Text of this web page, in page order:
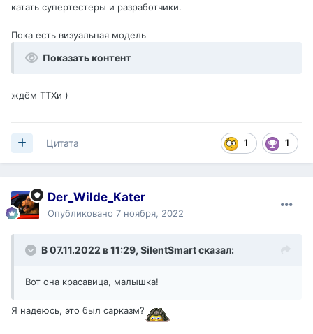
катать супертестеры и разработчики.
Пока есть визуальная модель
Показать контент
ждём ТТХи )
1 1
Цитата
Der_Wilde_Kater
Опубликовано 7 ноября, 2022
В 07.11.2022 в 11:29, SilentSmartсказал:
Вот она красавица, малышка!
Я надеюсь, это был сарказм?